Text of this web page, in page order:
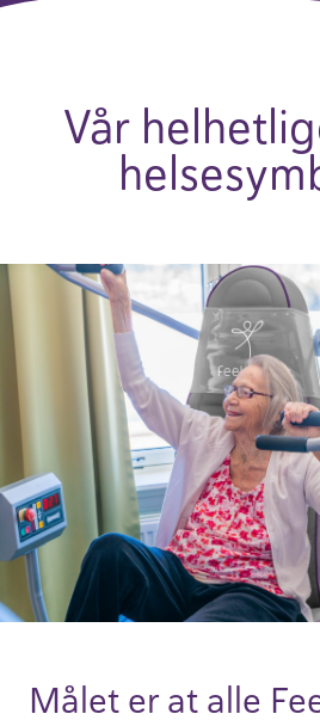
Vår
Målet er at alle